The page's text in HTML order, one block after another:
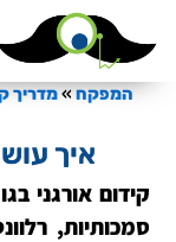
המפקח»מדריך
איך
קידום אורגני
סמכותיות,